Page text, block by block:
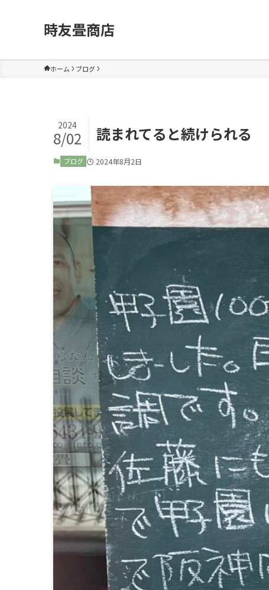
時友畳商店
ホーム ブログ
読まれてると続けられる
2024
8/02
ブログ 2024年8月2日